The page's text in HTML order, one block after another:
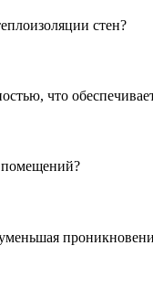
стен?
что
помещений?